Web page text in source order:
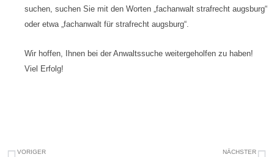
suchen, suchen Sie mit den Worten „fachanwalt strafrecht augsburg“
oder etwa „fachanwalt für strafrecht augsburg“.
Wir hoffen, Ihnen bei der Anwaltssuche weitergeholfen zu haben!
Viel Erfolg!
Zurück
VORIGER NÄCHSTER